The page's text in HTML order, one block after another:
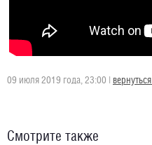
09 июля 2019 года, 23:00 |
Смотрите также